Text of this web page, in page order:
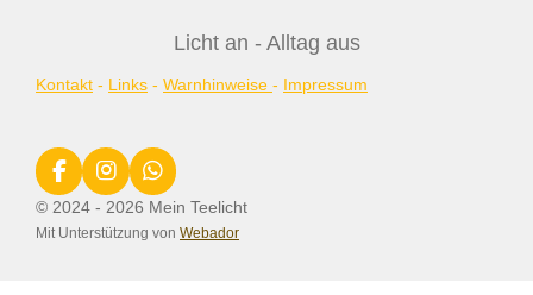
Licht an - Alltag aus
Kontakt - Links - Warnhinweise - Impressum
F
a
c
e
I
n
s
t
W
h
t
© 2024 - 2026 Mein Teelicht
Mit Unterstützung von Webador